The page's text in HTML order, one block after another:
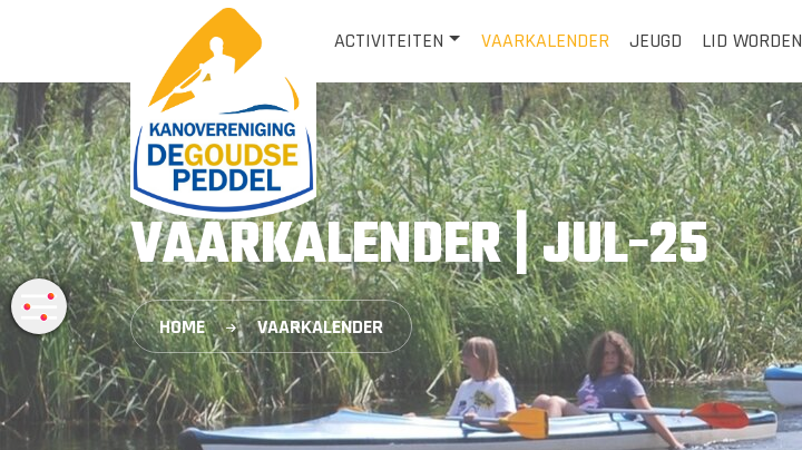
ACTIVITEITEN VAARKALENDER JEUGD LID WORDEN
VAARKALENDER | JUL-25
HOME VAARKALENDER